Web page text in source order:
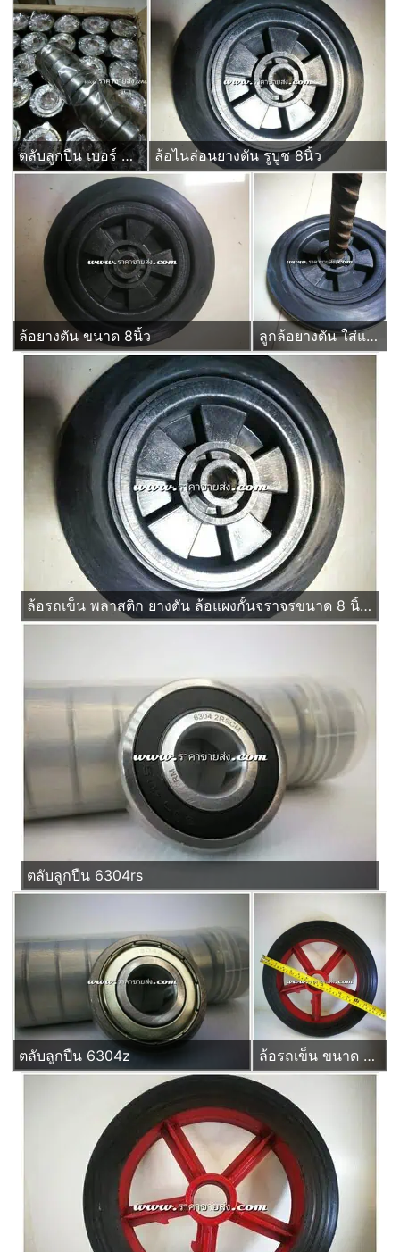
ตลับลูกปืน เบอร์ 6204zz ยกลัง 250ลูก ล้อไนล่อนยางตัน รูบูช 8นิ้ว
ล้อยางตัน ขนาด 8นิ้ว ลูกล้อยางตัน ใส่แกนเพลา หกหุน
ล้อรถเข็น พลาสติก ยางตัน ล้อแผงกั้นจราจรขนาด 8 นิ้ว รูบูช ไม่ใช้ลูกปืน
ตลับลูกปืน 6304rs
ตลับลูกปืน 6304z ล้อรถเข็น ขนาด 14 นิ้ว